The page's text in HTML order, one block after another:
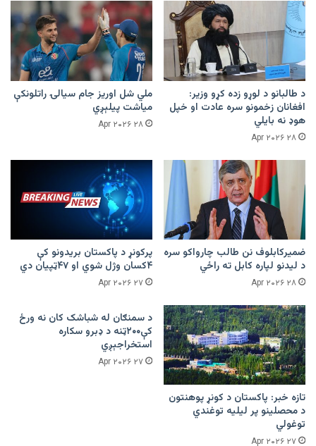
د طالبانو د لوړو زده کړو وزیر:
افغانان زخمونو سره عادت او خپل
هوډ نه بایلي
۲۸ Apr ۲۰۲۶
ملي شل اوریز جام سیالۍ راتلونکې
میاشت پیلېږي
۲۸ Apr ۲۰۲۶
ضمیرکابلوف نن طالب چارواکو سره
د لیدنو لپاره کابل ته راځي
۲۸ Apr ۲۰۲۶
پرکونړ د پاکستان بریدونو کې
۴کسان وژل شوي او ۴۷ټپیان دي
۲۷ Apr ۲۰۲۶
تازه خبر: پاکستان د کونړ پوهنتون
د محصلینو پر لیلیه توغندي
توغولي
۲۷ Apr ۲۰۲۶
د سمنګان له شباشک کان نه ورځ
کې۲۰۰ټنه د ډبرو سکاره
استخراجېږي
۲۷ Apr ۲۰۲۶